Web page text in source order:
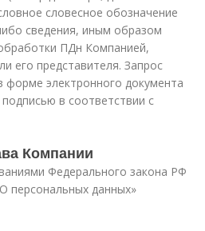
словесное обозначение
сведения, иным образом
ПДн Компанией,
его представителя. Запрос
электронного документа
в соответствии с
Компании
Федерального закона РФ
персональных данных»